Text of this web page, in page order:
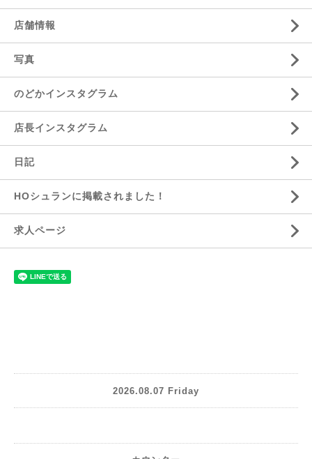
店舗情報
写真
のどかインスタグラム
店長インスタグラム
日記
HOシュランに掲載されました！
求人ページ
2026.08.07 Friday